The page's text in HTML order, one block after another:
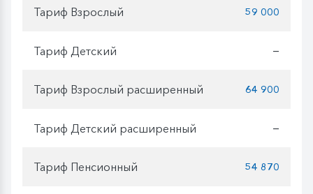
Тариф Взрослый 59 000
Тариф Детский —
Тариф Взрослый расширенный 64 900
Тариф Детский расширенный —
Тариф Пенсионный 54 870